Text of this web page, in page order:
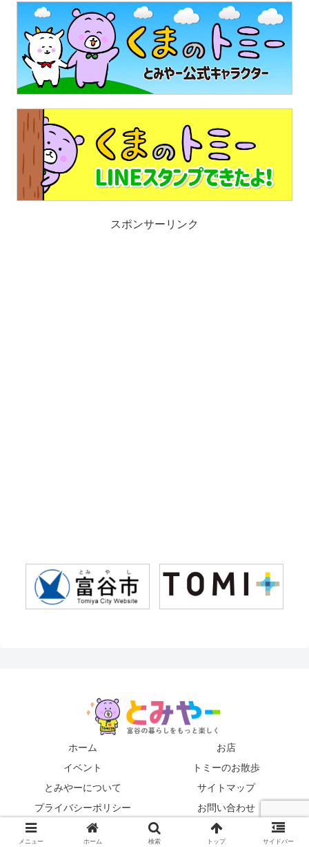
スポンサーリンク
ホーム
お店
イベント
トミーのお散歩
とみやーについて
サイトマップ
プライバシーポリシー
お問い合わせ
© 2019 とみやー編集局.
メニュー ホーム 検索 トップ サイドバー